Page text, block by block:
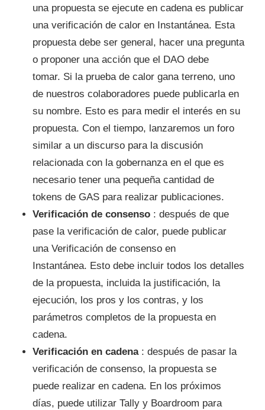
una propuesta se ejecute en cadena es publicar
una verificación de calor en Instantánea. Esta
propuesta debe ser general, hacer una pregunta
o proponer una acción que el DAO debe
tomar. Si la prueba de calor gana terreno, uno
de nuestros colaboradores puede publicarla en
su nombre. Esto es para medir el interés en su
propuesta. Con el tiempo, lanzaremos un foro
similar a un discurso para la discusión
relacionada con la gobernanza en el que es
necesario tener una pequeña cantidad de
tokens de GAS para realizar publicaciones.
Verificación de consenso : después de que
pase la verificación de calor, puede publicar
una Verificación de consenso en
Instantánea. Esto debe incluir todos los detalles
de la propuesta, incluida la justificación, la
ejecución, los pros y los contras, y los
parámetros completos de la propuesta en
cadena.
Verificación en cadena: después de pasar la
verificación de consenso, la propuesta se
puede realizar en cadena. En los próximos
días, puede utilizar Tally y Boardroom para